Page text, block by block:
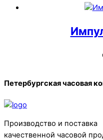
To
Петербургская часовая
Производство и поставка
качественной часовой